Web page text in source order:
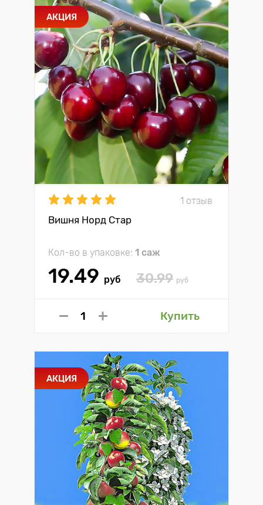
АКЦИЯ
1 отзыв
Вишня Норд Стар
Кол-во в упаковке: 1 саж
19.49 руб 30.99 руб
Купить
АКЦИЯ